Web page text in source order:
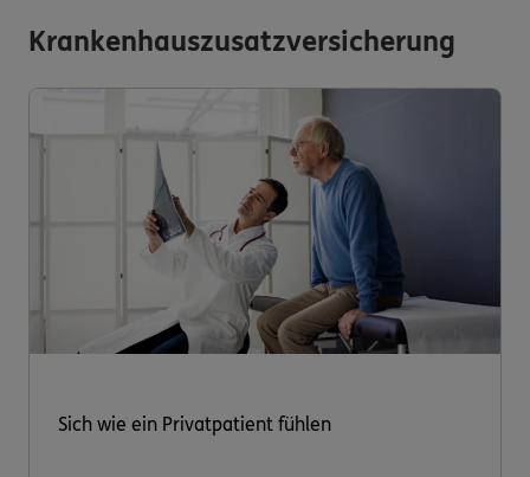
Krankenhauszusatzversicherung
Sich wie ein Privatpatient fühlen